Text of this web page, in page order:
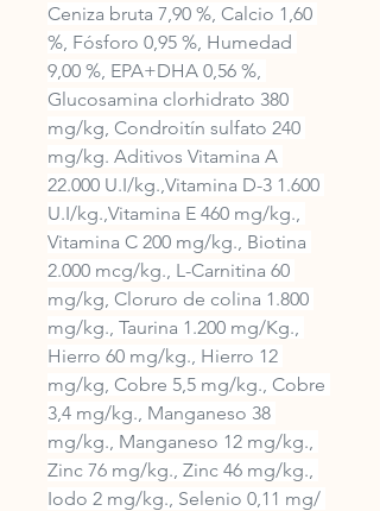
Ceniza bruta 7,90 %, Calcio 1,60
%, Fósforo 0,95 %, Humedad
9,00 %, EPA+DHA 0,56 %,
Glucosamina clorhidrato 380
mg/kg, Condroitín sulfato 240
mg/kg. Aditivos Vitamina A
22.000 U.I/kg.,Vitamina D-3 1.600
U.I/kg.,Vitamina E 460 mg/kg.,
Vitamina C 200 mg/kg., Biotina
2.000 mcg/kg., L-Carnitina 60
mg/kg, Cloruro de colina 1.800
mg/kg., Taurina 1.200 mg/Kg.,
Hierro 60 mg/kg., Hierro 12
mg/kg, Cobre 5,5 mg/kg., Cobre
3,4 mg/kg., Manganeso 38
mg/kg., Manganeso 12 mg/kg.,
Zinc 76 mg/kg., Zinc 46 mg/kg.,
Iodo 2 mg/kg., Selenio 0,11 mg/